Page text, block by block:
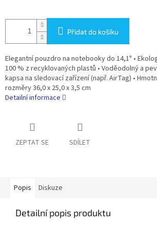
Přidat do košíku
Elegantní pouzdro na notebooky do 14,1" •
100 % z recyklovaných plastů • Voděodolný a
kapsa na sledovací zařízení (např. AirTag) •
rozměry 36,0 x 25,0 x 3,5 cm
Detailní informace
ZEPTAT SE SDÍLET
Popis Diskuze
Detailní popis produktu